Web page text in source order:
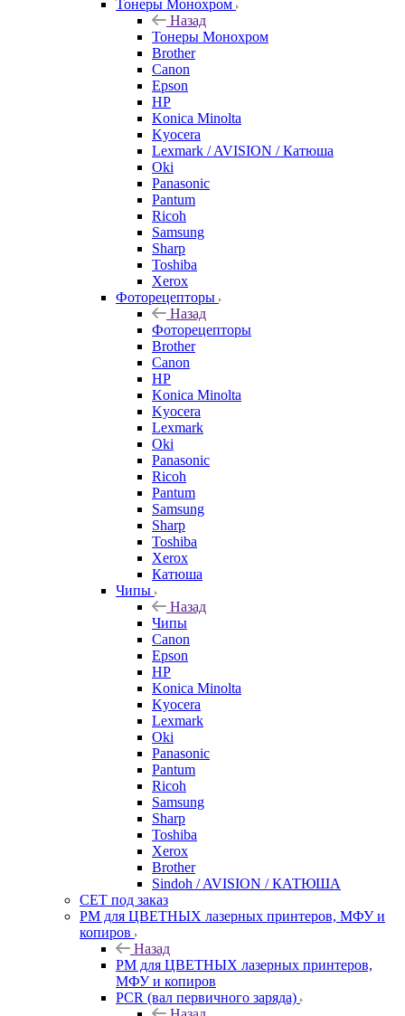
Тонеры Монохром
Назад
Тонеры Монохром
Brother
Canon
Epson
HP
Konica Minolta
Kyocera
Lexmark / AVISION / Катюша
Oki
Panasonic
Pantum
Ricoh
Samsung
Sharp
Toshiba
Xerox
Фоторецепторы
Назад
Фоторецепторы
Brother
Canon
HP
Konica Minolta
Kyocera
Lexmark
Oki
Panasonic
Ricoh
Pantum
Samsung
Sharp
Toshiba
Xerox
Катюша
Чипы
Назад
Чипы
Canon
Epson
HP
Konica Minolta
Kyocera
Lexmark
Oki
Panasonic
Pantum
Ricoh
Samsung
Sharp
Toshiba
Xerox
Brother
Sindoh / AVISION / КАТЮША
CET под заказ
РМ для ЦВЕТНЫХ лазерных принтеров, МФУ и
копиров
Назад
РМ для ЦВЕТНЫХ лазерных принтеров,
МФУ и копиров
PCR (вал первичного заряда)